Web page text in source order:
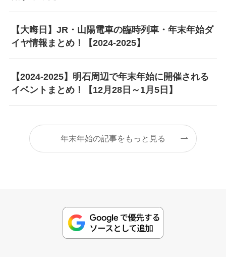
【大晦日】JR・山陽電車の臨時列車・年末年始ダ
イヤ情報まとめ！【2024-2025】
【2024-2025】明石周辺で年末年始に開催される
イベントまとめ！【12月28日～1月5日】
年末年始の記事をもっと見る